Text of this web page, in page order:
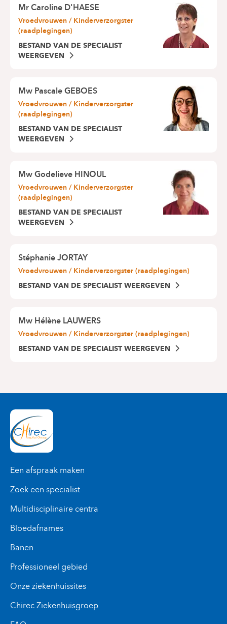
MrCaroline D'HAESE
Vroedvrouwen / Kinderverzorgster
(raadplegingen)
BESTAND VAN DE SPECIALIST
WEERGEVEN
MwPascale GEBOES
Vroedvrouwen / Kinderverzorgster
(raadplegingen)
BESTAND VAN DE SPECIALIST
WEERGEVEN
MwGodelieve HINOUL
Vroedvrouwen / Kinderverzorgster
(raadplegingen)
BESTAND VAN DE SPECIALIST
WEERGEVEN
Stéphanie JORTAY
Vroedvrouwen / Kinderverzorgster (raadplegingen)
BESTAND VAN DE SPECIALIST WEERGEVEN
MwHélène LAUWERS
Vroedvrouwen / Kinderverzorgster (raadplegingen)
BESTAND VAN DE SPECIALIST WEERGEVEN
Een afspraak maken
Zoek een specialist
Multidisciplinaire centra
Bloedafnames
Banen
Professioneel gebied
Onze ziekenhuissites
Chirec Ziekenhuisgroep